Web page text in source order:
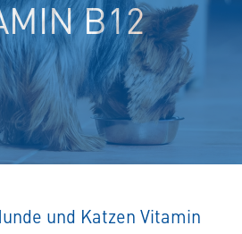
B12
und Katzen Vitamin